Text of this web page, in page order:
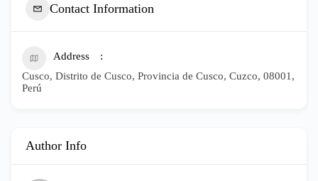
Contact Information
Address
Cusco, Distrito de Cusco, Provincia de Cusco, Cuzco, 08001,
Perú
Author Info